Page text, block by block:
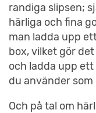
randiga slipsen;
härliga och fina
man ladda upp
box, vilket gör
och ladda upp
du använder som
Och på tal om